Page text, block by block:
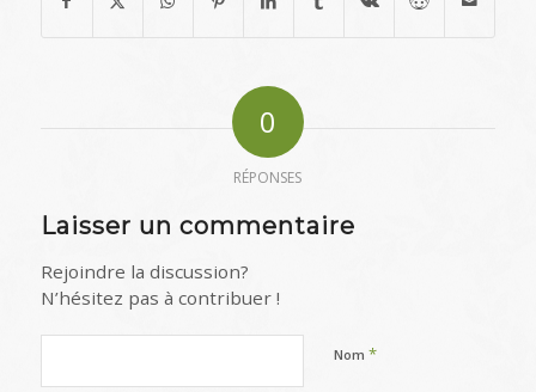
0
RÉPONSES
Laisser un commentaire
Rejoindre la discussion?
N’hésitez pas à contribuer !
Nom *